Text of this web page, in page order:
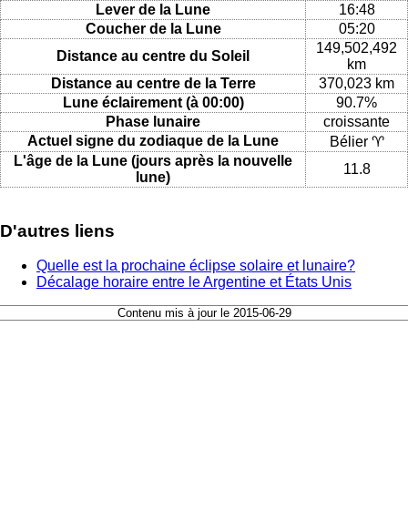
Lever de la Lune
16:48
Coucher de la Lune
05:20
Distance au centre du Soleil
149,502,492
km
Distance au centre de la Terre
370,023 km
Lune éclairement (à 00:00)
90.7%
Phase lunaire
croissante
Actuel signe du zodiaque de la Lune
Bélier ♈
L'âge de la Lune (jours après la nouvelle
lune)
11.8
D'autres liens
Quelle est la prochaine éclipse solaire et lunaire?
Décalage horaire entre le Argentine et États Unis
Contenu mis à jour le 2015-06-29